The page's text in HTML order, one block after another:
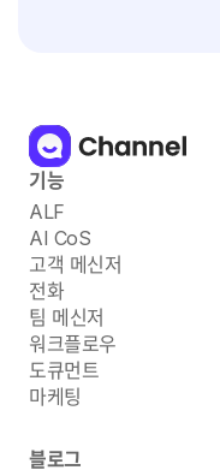
기능
ALF
AI CoS
고객 메신저
전화
팀 메신저
워크플로우
도큐먼트
마케팅
블로그